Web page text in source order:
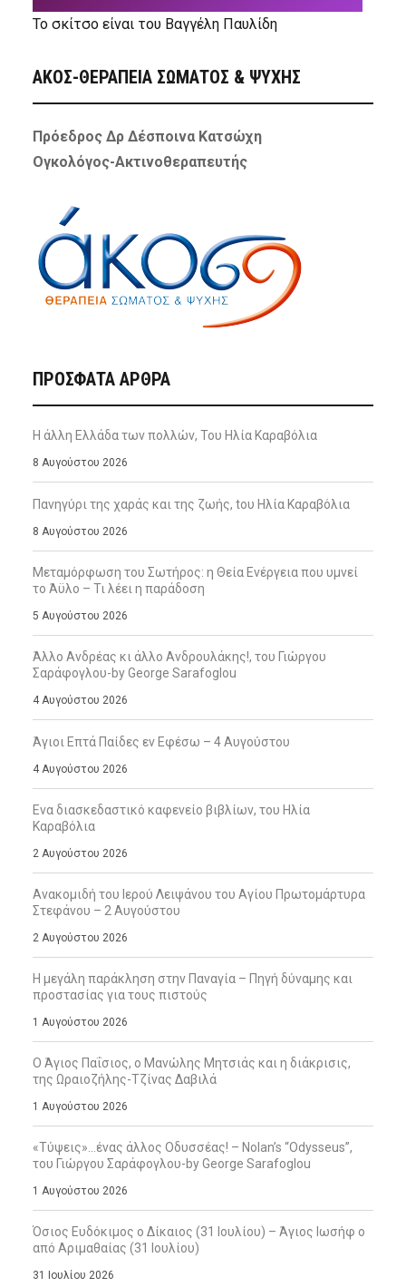
Το σκίτσο είναι του Βαγγέλη Παυλίδη
ΑΚΟΣ-ΘΕΡΑΠΕΙΑ ΣΩΜΑΤΟΣ & ΨΥΧΗΣ
Πρόεδρος Δρ Δέσποινα Κατσώχη
Ογκολόγος-Ακτινοθεραπευτής
ΠΡΌΣΦΑΤΑ ΆΡΘΡΑ
Η άλλη Ελλάδα των πολλών, Του Ηλία Καραβόλια
8 Αυγούστου 2026
Πανηγύρι της χαράς και της ζωής, tου Ηλία Καραβόλια
8 Αυγούστου 2026
Μεταμόρφωση του Σωτήρος: η Θεία Ενέργεια που υμνεί
το Άϋλο – Τι λέει η παράδοση
5 Αυγούστου 2026
Άλλο Ανδρέας κι άλλο Ανδρουλάκης!, του Γιώργου
Σαράφογλου-by George Sarafoglou
4 Αυγούστου 2026
Άγιοι Επτά Παίδες εν Εφέσω – 4 Αυγούστου
4 Αυγούστου 2026
Ενα διασκεδαστικό καφενείο βιβλίων, του Ηλία
Καραβόλια
2 Αυγούστου 2026
Ανακομιδή του Ιερού Λειψάνου του Αγίου Πρωτομάρτυρα
Στεφάνου – 2 Αυγούστου
2 Αυγούστου 2026
Η μεγάλη παράκληση στην Παναγία – Πηγή δύναμης και
προστασίας για τους πιστούς
1 Αυγούστου 2026
Ο Άγιος Παΐσιος, ο Μανώλης Μητσιάς και η διάκρισις,
της Ωραιοζήλης-Τζίνας Δαβιλά
1 Αυγούστου 2026
«Τύψεις»…ένας άλλος Οδυσσέας! – Nolan’s “Odysseus”,
του Γιώργου Σαράφογλου-by George Sarafoglou
1 Αυγούστου 2026
Όσιος Ευδόκιμος ο Δίκαιος (31 Ιουλίου) – Άγιος Ιωσήφ ο
από Αριμαθαίας (31 Ιουλίου)
31 Ιουλίου 2026